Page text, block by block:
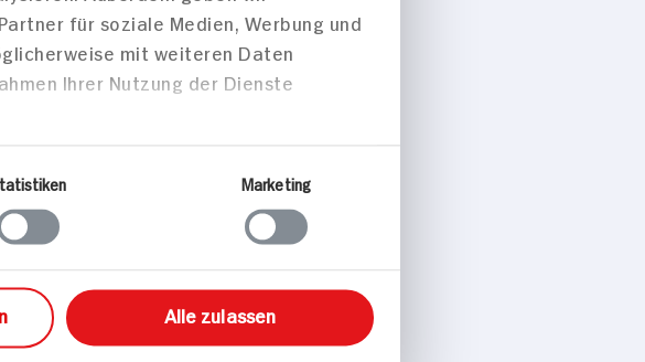
Über Cookies
Funktionen für soziale Medien
Außerdem geben wir
für soziale Medien, Werbung und
mit weiteren Daten
Ihrer Nutzung der Dienste